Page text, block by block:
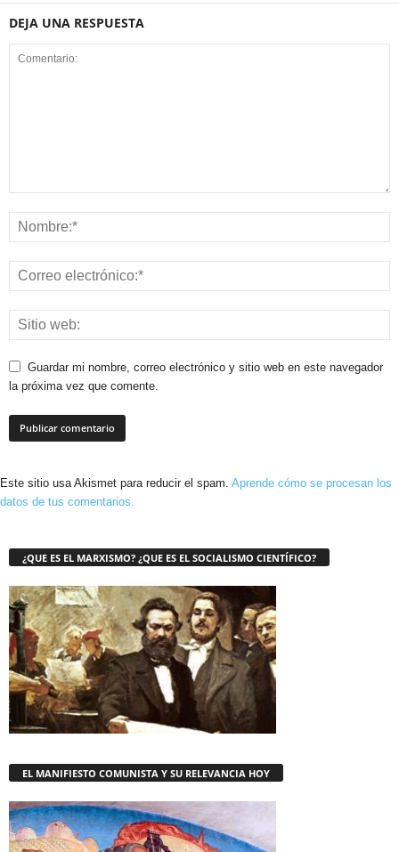
DEJA UNA RESPUESTA
Guardar mi nombre, correo electrónico y sitio web en este navegador
la próxima vez que comente.
Este sitio usa Akismet para reducir el spam. Aprende cómo se procesan los
datos de tus comentarios.
¿QUE ES EL MARXISMO? ¿QUE ES EL SOCIALISMO CIENTÍFICO?
EL MANIFIESTO COMUNISTA Y SU RELEVANCIA HOY